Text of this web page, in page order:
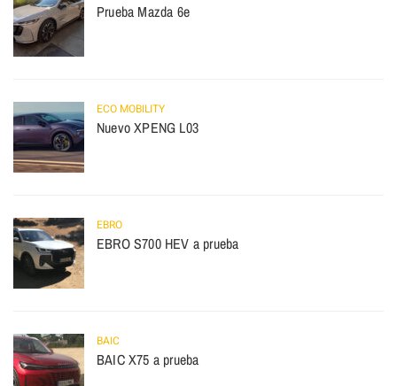
Prueba Mazda 6e
ECO MOBILITY
Nuevo XPENG L03
EBRO
EBRO S700 HEV a prueba
BAIC
BAIC X75 a prueba